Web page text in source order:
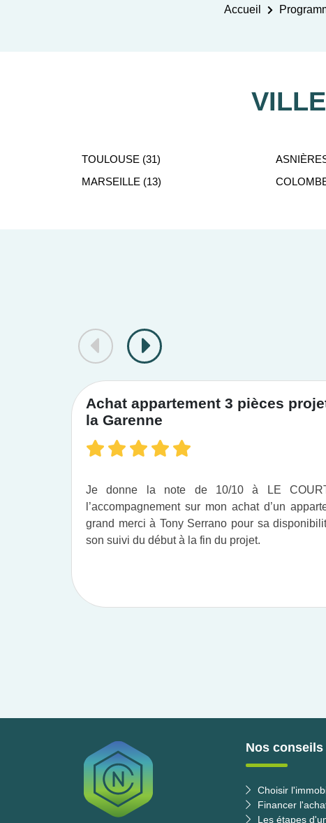
Accueil
TOULOUSE (31)
MARSEILLE (13)
Achat appartement 3 pièces
la Garenne
Je donne la note de 10/10 à LE
l’accompagnement sur mon achat d’un
grand merci à Tony Serrano pour sa
son suivi du début à la fin du projet.​
Nos
Choisir
Financer
Les étapes